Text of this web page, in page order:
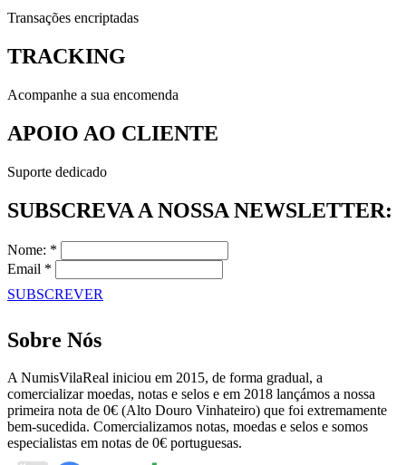
Transações encriptadas
TRACKING
Acompanhe a sua encomenda
APOIO AO CLIENTE
Suporte dedicado
SUBSCREVA A NOSSA NEWSLETTER:
Nome: *
Email *
SUBSCREVER
Sobre Nós
A NumisVilaReal iniciou em 2015, de forma gradual, a
comercializar moedas, notas e selos e em 2018 lançámos a nossa
primeira nota de 0€ (Alto Douro Vinhateiro) que foi extremamente
bem-sucedida. Comercializamos notas, moedas e selos e somos
especialistas em notas de 0€ portuguesas.